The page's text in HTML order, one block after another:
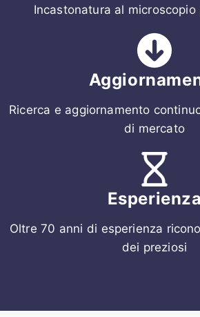
Incastonatura al microscopio
Ricerca e aggiornamento
di mercato
Esperienza
Oltre 70 anni di esperienza
dei preziosi